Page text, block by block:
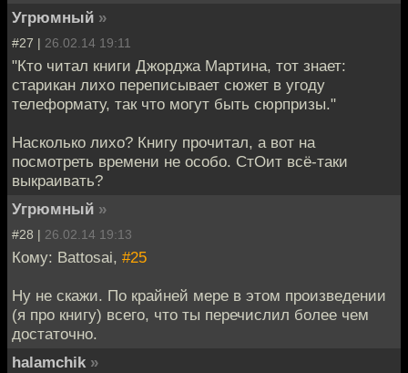
Угрюмный »
#27 | 26.02.14 19:11
"Кто читал книги Джорджа Мартина, тот знает:
старикан лихо переписывает сюжет в угоду
телеформату, так что могут быть сюрпризы."
Насколько лихо? Книгу прочитал, а вот на
посмотреть времени не особо. СтОит всё-таки
выкраивать?
Угрюмный »
#28 | 26.02.14 19:13
Кому: Battosai, #25
Ну не скажи. По крайней мере в этом произведении
(я про книгу) всего, что ты перечислил более чем
достаточно.
halamchik »